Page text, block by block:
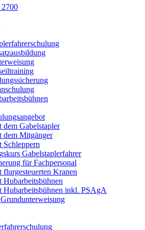
dem Gabelstapler
dem Mitgänger
Schleppern
Gabelstaplerfahrer
für Fachpersonal
flurgesteuerten Kranen
Hubarbeitsbühnen
Hubarbeitsbühnen inkl. PSAgA